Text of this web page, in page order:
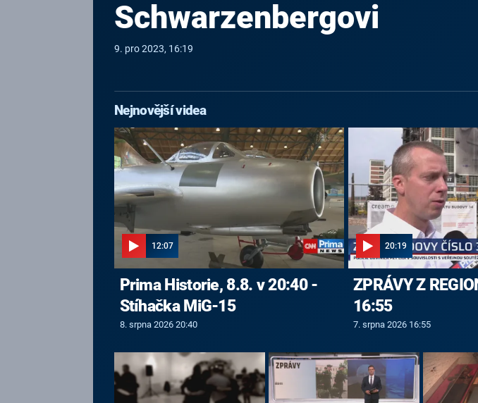
Schwarzenbergovi
9. pro 2023, 16:19
Nejnovější videa
12:07
Prima Historie, 8.8. v 20:40 -
Stíhačka MiG-15
8. srpna 2026 20:40
20:19
ZPRÁVY Z
16:55
7. srpna 2026 16:55